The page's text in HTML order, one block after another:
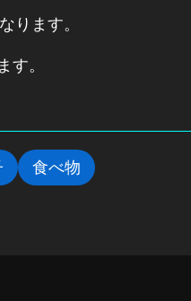
ります。
す。
食べ物